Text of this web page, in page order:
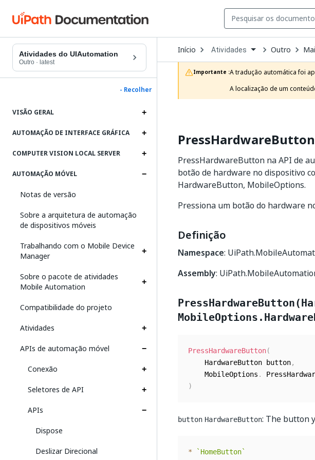
Atividades do UIAutomation
Outro · latest
- Recolher
VISÃO GERAL
AUTOMAÇÃO DE INTERFACE GRÁFICA
COMPUTER VISION LOCAL SERVER
AUTOMAÇÃO MÓVEL
Notas de versão
Sobre a arquitetura de automação
de dispositivos móveis
Trabalhando com o Mobile Device
Manager
Sobre o pacote de atividades
Mobile Automation
Compatibilidade do projeto
Atividades
APIs de automação móvel
Conexão
Seletores de API
APIs
Dispose
Deslizar Direcional
Início Open
Dropdown
to
choose
product
Atividades Outro
Importante :A tradução automática foi
A localização de um
PressHardwareButton
PressHardwareButton na API de
botão de hardware no dispositivo
HardwareButton, MobileOptions.
Pressiona um botão do hardware
Definição
Namespace:
Assembly:
PressHardwareButton(
	HardwareButton button
,
	MobileOptions
.
)
button HardwareButton: The button
* ` HomeButton`